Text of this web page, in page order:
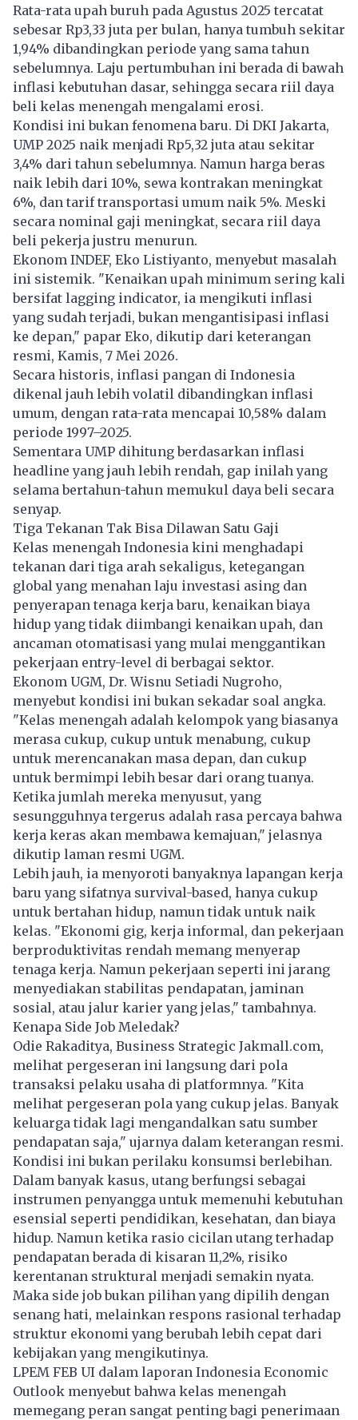
Rata-rata upah buruh pada Agustus 2025 tercatat
sebesar Rp3,33 juta per bulan, hanya tumbuh sekitar
1,94% dibandingkan periode yang sama tahun
sebelumnya. Laju pertumbuhan ini berada di bawah
inflasi kebutuhan dasar, sehingga secara riil daya
beli kelas menengah mengalami erosi.
Kondisi ini bukan fenomena baru. Di DKI Jakarta,
UMP 2025 naik menjadi Rp5,32 juta atau sekitar
3,4% dari tahun sebelumnya. Namun harga beras
naik lebih dari 10%, sewa kontrakan meningkat
6%, dan tarif transportasi umum naik 5%. Meski
secara nominal gaji meningkat, secara riil daya
beli pekerja justru menurun.
Ekonom INDEF, Eko Listiyanto, menyebut masalah
ini sistemik. "Kenaikan upah minimum sering kali
bersifat lagging indicator, ia mengikuti inflasi
yang sudah terjadi, bukan mengantisipasi inflasi
ke depan," papar Eko, dikutip dari keterangan
resmi, Kamis, 7 Mei 2026.
Secara historis, inflasi pangan di Indonesia
dikenal jauh lebih volatil dibandingkan inflasi
umum, dengan rata-rata mencapai 10,58% dalam
periode 1997–2025.
Sementara UMP dihitung berdasarkan inflasi
headline yang jauh lebih rendah, gap inilah yang
selama bertahun-tahun memukul daya beli secara
senyap.
Tiga Tekanan Tak Bisa Dilawan Satu Gaji
Kelas menengah Indonesia kini menghadapi
tekanan dari tiga arah sekaligus, ketegangan
global yang menahan laju investasi asing dan
penyerapan tenaga kerja baru, kenaikan biaya
hidup yang tidak diimbangi kenaikan upah, dan
ancaman otomatisasi yang mulai menggantikan
pekerjaan entry-level di berbagai sektor.
Ekonom UGM, Dr. Wisnu Setiadi Nugroho,
menyebut kondisi ini bukan sekadar soal angka.
"Kelas menengah adalah kelompok yang biasanya
merasa cukup, cukup untuk menabung, cukup
untuk merencanakan masa depan, dan cukup
untuk bermimpi lebih besar dari orang tuanya.
Ketika jumlah mereka menyusut, yang
sesungguhnya tergerus adalah rasa percaya bahwa
kerja keras akan membawa kemajuan," jelasnya
dikutip laman resmi UGM.
Lebih jauh, ia menyoroti banyaknya lapangan kerja
baru yang sifatnya survival-based, hanya cukup
untuk bertahan hidup, namun tidak untuk naik
kelas. "Ekonomi gig, kerja informal, dan pekerjaan
berproduktivitas rendah memang menyerap
tenaga kerja. Namun pekerjaan seperti ini jarang
menyediakan stabilitas pendapatan, jaminan
sosial, atau jalur karier yang jelas," tambahnya.
Kenapa Side Job Meledak?
Odie Rakaditya, Business Strategic Jakmall.com,
melihat pergeseran ini langsung dari pola
transaksi pelaku usaha di platformnya. "Kita
melihat pergeseran pola yang cukup jelas. Banyak
keluarga tidak lagi mengandalkan satu sumber
pendapatan saja," ujarnya dalam keterangan resmi.
Kondisi ini bukan perilaku konsumsi berlebihan.
Dalam banyak kasus, utang berfungsi sebagai
instrumen penyangga untuk memenuhi kebutuhan
esensial seperti pendidikan, kesehatan, dan biaya
hidup. Namun ketika rasio cicilan utang terhadap
pendapatan berada di kisaran 11,2%, risiko
kerentanan struktural menjadi semakin nyata.
Maka side job bukan pilihan yang dipilih dengan
senang hati, melainkan respons rasional terhadap
struktur ekonomi yang berubah lebih cepat dari
kebijakan yang mengikutinya.
LPEM FEB UI dalam laporan Indonesia Economic
Outlook menyebut bahwa kelas menengah
memegang peran sangat penting bagi penerimaan